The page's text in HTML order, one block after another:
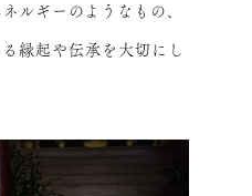
ルギーのようなもの、
縁起や伝承を大切にし